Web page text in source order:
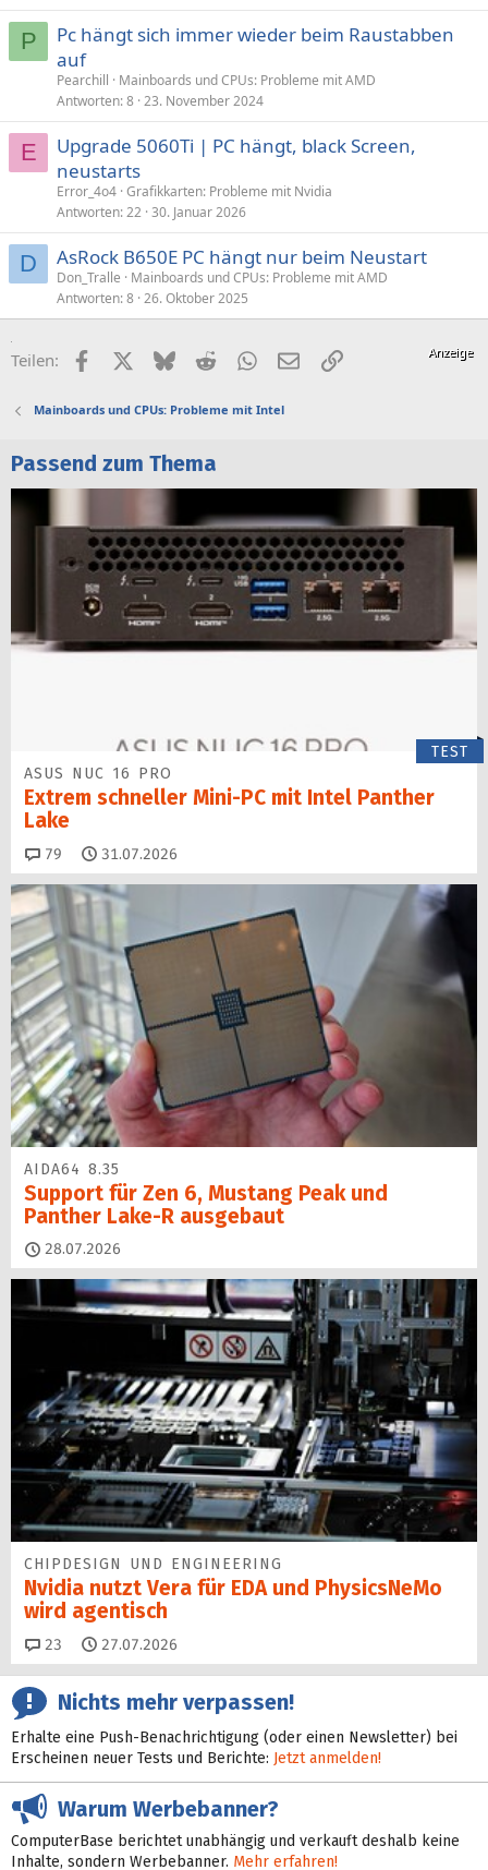
P
Pc hängt sich immer wieder beim Raustabben
auf
Pearchill
Mainboards und CPUs: Probleme mit AMD
Antworten 8 23. November 2024
E
Upgrade 5060Ti | PC hängt, black Screen,
neustarts
Error_4o4 Grafikkarten: Probleme mit Nvidia
Antworten 22 30. Januar 2026
D AsRock B650E PC hängt nur beim Neustart
Don_Tralle
Mainboards und CPUs: Probleme mit AMD
Antworten 8 26. Oktober 2025
Teilen: FacebookX (Twitter)
BlueskyRedditWhatsApp
E-MailLink
Mainboards und CPUs: Probleme mit Intel
Passend zum Thema
TEST
ASUS NUC 16 PRO
Extrem schneller Mini-PC mit Intel Panther
Lake
79 Kommentare
31.07.2026
AIDA64 8.35
Support für Zen 6, Mustang Peak und
Panther Lake-R ausgebaut
28.07.2026
CHIPDESIGN UND ENGINEERING
Nvidia nutzt Vera für EDA und PhysicsNeMo
wird agentisch
23 Kommentare
27.07.2026
Nichts mehr verpassen!
Erhalte eine Push-Benachrichtigung (oder einen Newsletter) bei
Erscheinen neuer Tests und Berichte: Jetzt anmelden!
Warum Werbebanner?
ComputerBase berichtet unabhängig und verkauft deshalb keine
Inhalte, sondern Werbebanner. Mehr erfahren!